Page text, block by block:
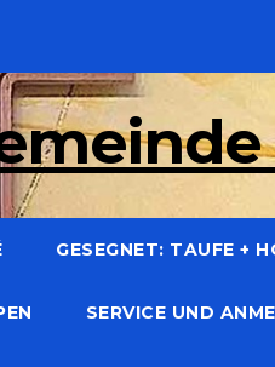
GESEGNET: TAUFE +
SERVICE UND